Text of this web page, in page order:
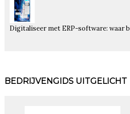
Digitaliseer met ERP-software: waar
BEDRIJVENGIDS UITGELICHT